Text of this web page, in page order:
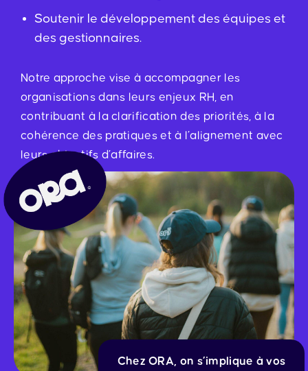
Soutenir le développement des équipes et
des gestionnaires.
Notre approche vise à accompagner les
organisations dans leurs enjeux RH, en
contribuant à la clarification des priorités, à la
cohérence des pratiques et à l’alignement avec
leurs objectifs d’affaires.
Chez ORA, on s’implique à vos